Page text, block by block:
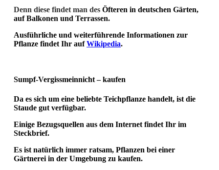
Denn diese findet man des Öfteren in deutschen Gärten,
auf Balkonen und Terrassen.
Ausführliche und weiterführende Informationen zur
Pflanze findet Ihr aufWikipedia.
Sumpf-Vergissmeinnicht – kaufen
Da es sich um eine beliebte Teichpflanze handelt, ist die
Staude gut verfügbar.
Einige Bezugsquellen aus dem Internet findet Ihr im
Steckbrief.
Es ist natürlich immer ratsam, Pflanzen bei einer
Gärtnerei in der Umgebung zu kaufen.